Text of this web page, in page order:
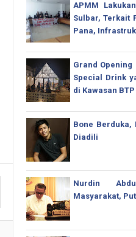
APMM
Sulbar, Terkait
Pana,
Grand
Special Drink
di Kawasan
Bone Berduka,
Diadili
Nurdin
Masyarakat,